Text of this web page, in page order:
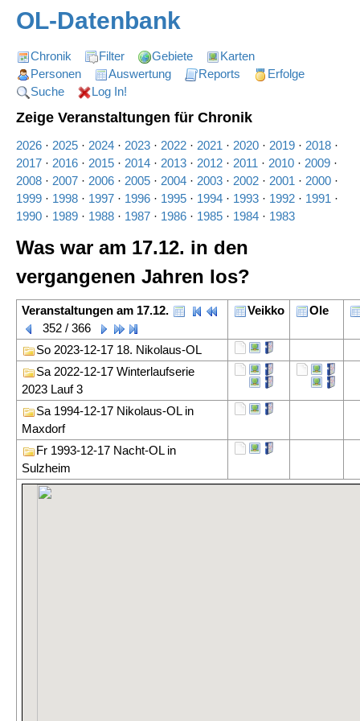
OL-Datenbank
Chronik Filter Gebiete
Karten
Personen
Auswertung Reports
Erfolge
Suche
Log In!
Zeige Veranstaltungen für Chronik
2026 · 2025 · 2024 · 2023 · 2022 · 2021 · 2020 · 2019 · 2018 ·
2017 · 2016 · 2015 · 2014 · 2013 · 2012 · 2011 · 2010 · 2009 ·
2008 · 2007 · 2006 · 2005 · 2004 · 2003 · 2002 · 2001 · 2000 ·
1999 · 1998 · 1997 · 1996 · 1995 · 1994 · 1993 · 1992 · 1991 ·
1990 · 1989 · 1988 · 1987 · 1986 · 1985 · 1984 · 1983
Was war am 17.12. in den
vergangenen Jahren los?
Veranstaltungen am 17.12.
352 / 366
Veikko Ole
So 2023-12-17 18. Nikolaus-OL
Sa 2022-12-17 Winterlaufserie
2023 Lauf 3
Sa 1994-12-17 Nikolaus-OL in
Maxdorf
Fr 1993-12-17 Nacht-OL in
Sulzheim